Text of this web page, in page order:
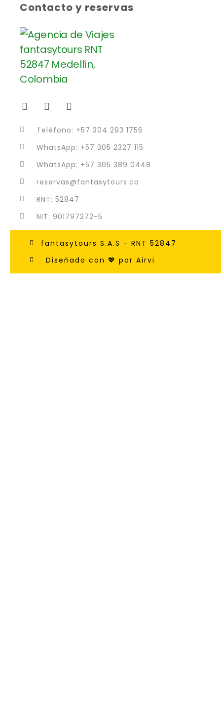
Contacto y reservas
Teléfono: +57 304 293 1756
WhatsApp: +57 305 2327 115
WhatsApp: +57 305 389 0448
reservas@fantasytours.co
RNT: 52847
NIT: 901797272-5
fantasytours S.A.S - RNT 52847
Diseñado con 💖 por Airvi